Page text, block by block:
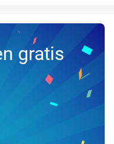
gratis